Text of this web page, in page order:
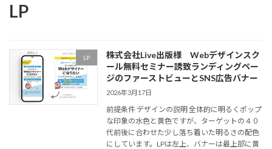
LP
LP
株式会社Live出版様 Webデザインスク
ール無料セミナー誘致ランディングペー
ジのファーストビューとSNS広告バナー
2026年3月17日
前提条件 デザインの説明 全体的に明るくポップ
な印象の水色と黄色ですが、ターゲットの４０
代前後に合わせた少し落ち着いた明るさの配色
にしています。LPは左上、バナーは最上部に黄